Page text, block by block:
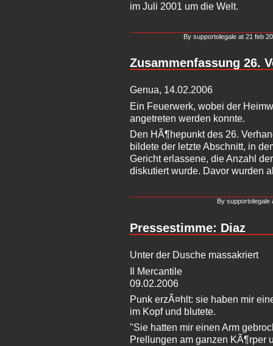
im Juli 2001 um die Welt.
By supportolegale at 21 feb
Zusammenfassung 26.
Genua, 14.02.2006
Ein Feuerwerk, wobei der
angetreten werden konnte.
Den HÃ¶hepunkt des 26.
bildete der letzte Abschnitt, in
Gericht erlassene, die Anzahl
diskutiert wurde. Davor wurden
By
Pressestimme: Diaz
Unter der Dusche massakriert
Il Mercantile
09.02.2006
Punk erzÃ¤hlt: sie haben mir
im Kopf und blutete.
"Sie hatten mir einen Arm
Prellungen am ganzen KÃ¶rper